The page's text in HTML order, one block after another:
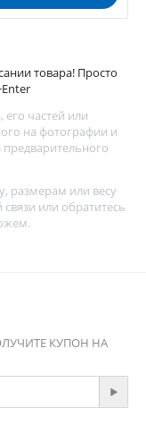
товара! Просто
частей или
на фотографии и
размерам или весу
или обратитесь
КУПОН НА